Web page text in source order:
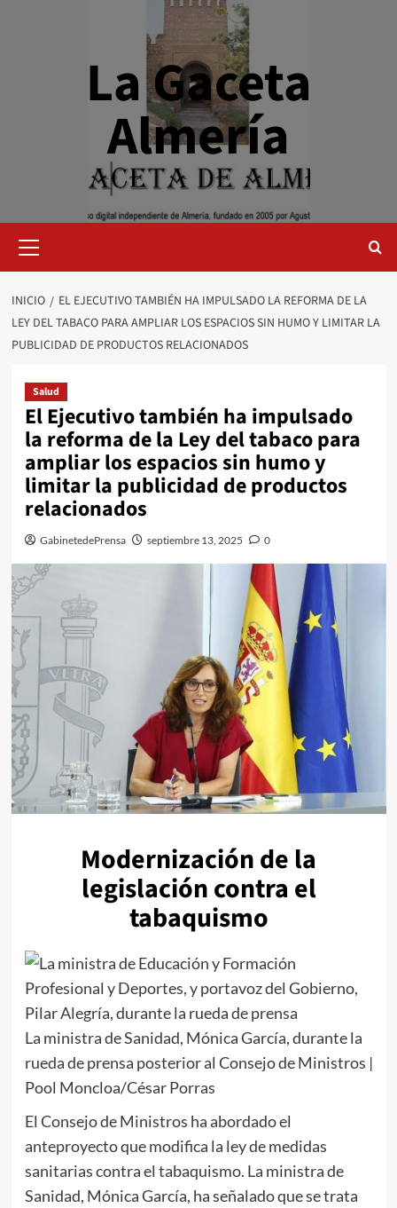
La Gaceta
Almería
primario
INICIO
EL EJECUTIVO TAMBIÉN HA IMPULSADO LA REFORMA DE LA
LEY DEL TABACO PARA AMPLIAR LOS ESPACIOS SIN HUMO Y LIMITAR LA
PUBLICIDAD DE PRODUCTOS RELACIONADOS
Salud
El Ejecutivo también ha impulsado
la reforma de la Ley del tabaco para
ampliar los espacios sin humo y
limitar la publicidad de productos
relacionados
GabinetedePrensa septiembre 13, 2025 0
Modernización de la
legislación contra el
tabaquismo
La ministra de Sanidad, Mónica García, durante la
rueda de prensa posterior al Consejo de Ministros |
Pool Moncloa/César Porras
El Consejo de Ministros ha abordado el
anteproyecto que modifica la ley de medidas
sanitarias contra el tabaquismo. La ministra de
Sanidad, Mónica García, ha señalado que se trata